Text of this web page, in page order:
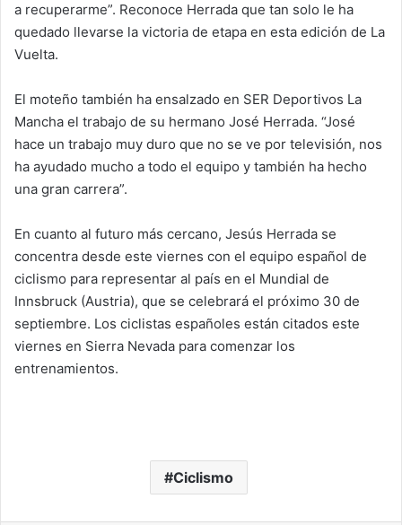
a recuperarme”. Reconoce Herrada que tan solo le ha
quedado llevarse la victoria de etapa en esta edición de La
Vuelta.
El moteño también ha ensalzado en SER Deportivos La
Mancha el trabajo de su hermano José Herrada. “José
hace un trabajo muy duro que no se ve por televisión, nos
ha ayudado mucho a todo el equipo y también ha hecho
una gran carrera”.
En cuanto al futuro más cercano, Jesús Herrada se
concentra desde este viernes con el equipo español de
ciclismo para representar al país en el Mundial de
Innsbruck (Austria), que se celebrará el próximo 30 de
septiembre. Los ciclistas españoles están citados este
viernes en Sierra Nevada para comenzar los
entrenamientos.
Ciclismo